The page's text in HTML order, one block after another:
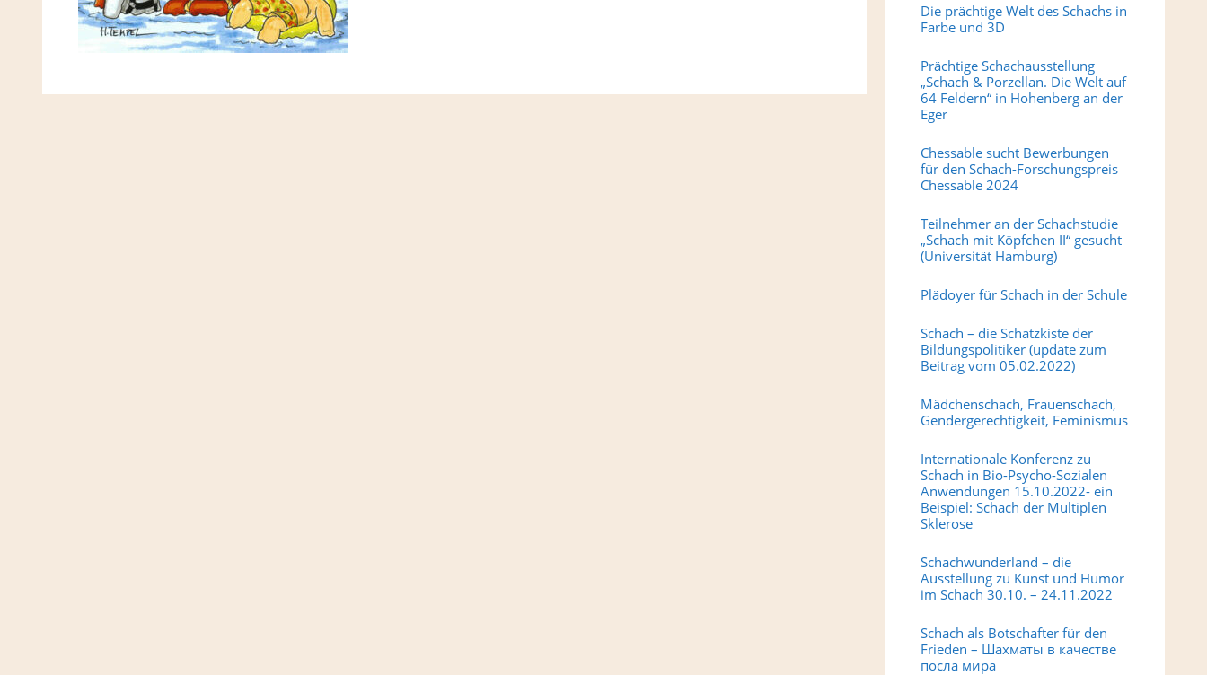
Die prächtige Welt des Schachs in
Farbe und 3D
Prächtige Schachausstellung
„Schach & Porzellan. Die Welt auf
64 Feldern“ in Hohenberg an der
Eger
Chessable sucht Bewerbungen
für den Schach-Forschungspreis
Chessable 2024
Teilnehmer an der Schachstudie
„Schach mit Köpfchen II“ gesucht
(Universität Hamburg)
Plädoyer für Schach in der Schule
Schach – die Schatzkiste der
Bildungspolitiker (update zum
Beitrag vom 05.02.2022)
Mädchenschach, Frauenschach,
Gendergerechtigkeit, Feminismus
Internationale Konferenz zu
Schach in Bio-Psycho-Sozialen
Anwendungen 15.10.2022- ein
Beispiel: Schach der Multiplen
Sklerose
Schachwunderland – die
Ausstellung zu Kunst und Humor
im Schach 30.10. – 24.11.2022
Schach als Botschafter für den
Frieden – Шахматы в качестве
посла мира